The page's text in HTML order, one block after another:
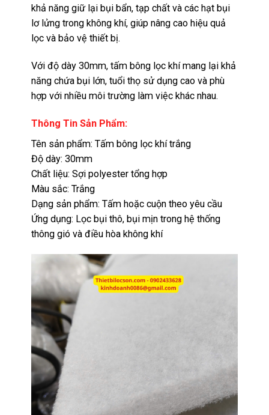
khả năng giữ lại bụi bẩn, tạp chất và các hạt bụi
lơ lửng trong không khí, giúp nâng cao hiệu quả
lọc và bảo vệ thiết bị.
Với độ dày 30mm, tấm bông lọc khí mang lại khả
năng chứa bụi lớn, tuổi thọ sử dụng cao và phù
hợp với nhiều môi trường làm việc khác nhau.
Thông Tin Sản Phẩm:
Tên sản phẩm: Tấm bông lọc khí trắng
Độ dày: 30mm
Chất liệu: Sợi polyester tổng hợp
Màu sắc: Trắng
Dạng sản phẩm: Tấm hoặc cuộn theo yêu cầu
Ứng dụng: Lọc bụi thô, bụi mịn trong hệ thống
thông gió và điều hòa không khí